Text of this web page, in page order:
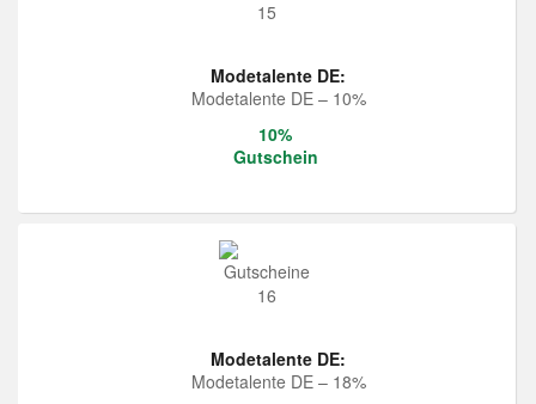
Modetalente DE:
Modetalente DE – 10%
10%
Gutschein
Modetalente DE:
Modetalente DE – 18%